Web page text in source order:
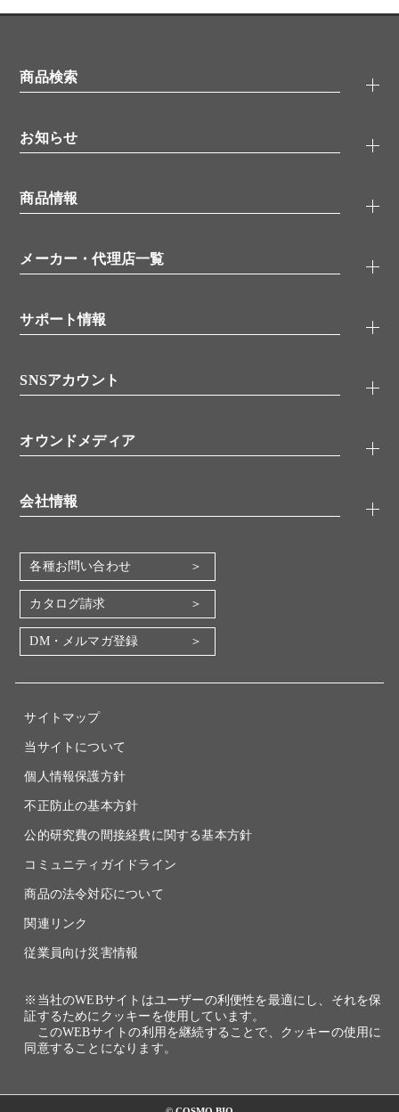
商品検索
タンパク質検索
ELISA/ELISpot検索
品番検索
お知らせ
無料サンプル
ウェビナー （オンラインセミナー）
学会・展示スケジュール
商品情報
抗体
シグナル伝達
糖類／レクチン
分子生物
バイオメディカル(環境・食品)
機器・消耗品
メーカー・代理店一覧
代理店
サポート情報
アプリケーションノート
書類ダウンロード
SNSアカウント
YouTube
オウンドメディア
会社情報
会社概要
地図・アクセス（本社）
IR情報
電子公告
各種お問い合わせ
カタログ請求
DM・メルマガ登録
サイトマップ
当サイトについて
個人情報保護方針
不正防止の基本方針
公的研究費の間接経費に関する基本方針
コミュニティガイドライン
商品の法令対応について
関連リンク
従業員向け災害情報
※当社のWEBサイトはユーザーの利便性を最適にし、それを保
証するためにクッキーを使用しています。
このWEBサイトの利用を継続することで、クッキーの使用に
同意することになります。